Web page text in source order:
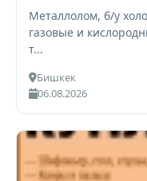
Металлолом, б/у
газовые и
т...
Бишкек
06.08.2026